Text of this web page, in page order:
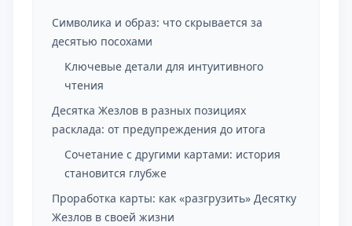
Символика и образ: что скрывается за
десятью посохами
Ключевые детали для интуитивного
чтения
Десятка Жезлов в разных позициях
расклада: от предупреждения до итога
Сочетание с другими картами: история
становится глубже
Проработка карты: как «разгрузить» Десятку
Жезлов в своей жизни